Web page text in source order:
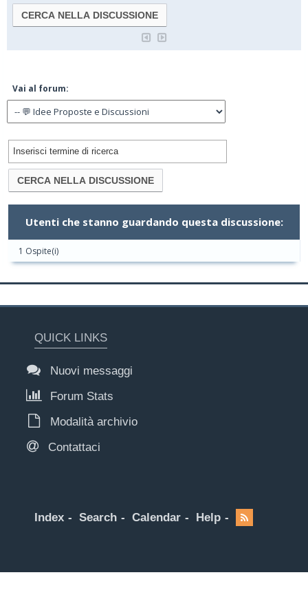
Vai al forum:
Utenti che stanno guardando questa discussione:
1 Ospite(i)
QUICK LINKS
Nuovi messaggi
Forum Stats
Modalità archivio
Contattaci
Index Search Calendar Help